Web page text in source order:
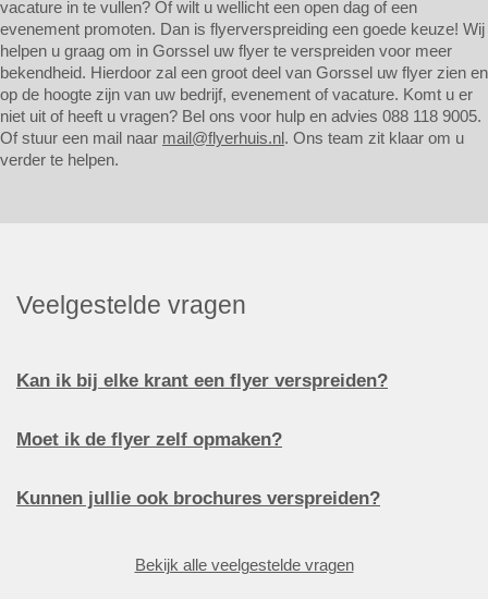
vacature in te vullen? Of wilt u wellicht een open dag of een
evenement promoten. Dan is flyerverspreiding een goede keuze! Wij
helpen u graag om in Gorssel uw flyer te verspreiden voor meer
bekendheid. Hierdoor zal een groot deel van Gorssel uw flyer zien en
op de hoogte zijn van uw bedrijf, evenement of vacature. Komt u er
niet uit of heeft u vragen? Bel ons voor hulp en advies 088 118 9005.
Of stuur een mail naar mail@flyerhuis.nl. Ons team zit klaar om u
verder te helpen.
Veelgestelde vragen
Kan ik bij elke krant een flyer verspreiden?
Moet ik de flyer zelf opmaken?
Kunnen jullie ook brochures verspreiden?
Bekijk alle veelgestelde vragen